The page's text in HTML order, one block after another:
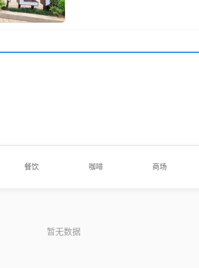
餐饮 咖啡 商场